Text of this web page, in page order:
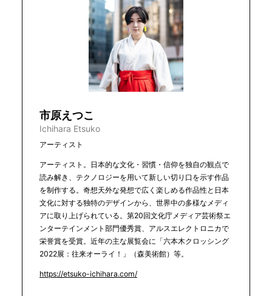
市原えつこ
Ichihara Etsuko
アーティスト
アーティスト。日本的な文化・習慣・信仰を独自の観点で
読み解き、テクノロジーを用いて新しい切り口を示す作品
を制作する。奇想天外な発想で広く楽しめる作品性と日本
文化に対する独特のデザインから、世界中の多様なメディ
アに取り上げられている。第20回文化庁メディア芸術祭エ
ンターテインメント部門優秀賞、アルスエレクトロニカで
栄誉賞を受賞。近年の主な展覧会に「六本木クロッシング
2022展：往来オーライ！」（森美術館）等。
https://etsuko-ichihara.com/